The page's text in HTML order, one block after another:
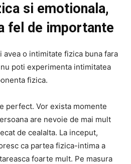
si emotionala,
fel de importante
avea o intimitate fizica buna fara
poti experimenta intimitatea
fizica.
perfect. Vor exista momente
are nevoie de mai mult
de cealalta. La inceput,
ca partea fizica-intima a
foarte mult. Pe masura